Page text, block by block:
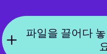
파일을 끌어다